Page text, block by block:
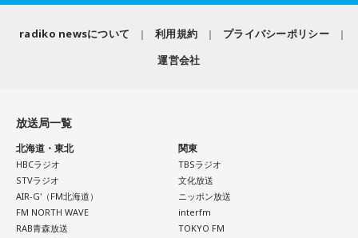
◆故郷・沖縄で味わう絶景とグルメ
は国際通り近くの「せんべろ街」を紹介しました。「そこだ
しているみたい」と、その独特の魅力を語ります。
なかでもおすすめとして挙げたのが「米仙」です。お酒3杯に
寿司5貫の組み合わせがリーズナブルな価格で楽しめ、「石垣
牛の握りが絶品」だと紹介。「炙りと生があるんですけど、
【2位】双子座（ふたご座）
日は考え込むより、面白そうな方へ軽やかに動いてみるのが
正解です。誰かとの会話から人生のヒントが見つかる予感
今日から金星が天秤座へ！！あなた本来の魅力がグッと高ま
る時。人とのご縁にも恵まれやすく、嬉しいお誘いや出会い
があるかもしれません。少しおしゃれして人に会うのもおす
すめ。今日は鏡の前で「今の自分が好きなところ」を3つ見つ
けて褒めてみて！
【4位】射手座（いて座）
radiko newsについて 利用規約
プライバシーポリシー
運営会社
放送局一覧
北海道・東北
HBCラジオ
STVラジオ
AIR-G'（FM北海道）
FM NORTH WAVE
RAB青森放送
関東
TBSラジオ
文化放送
ニッポン放送
interfm
TOKYO FM